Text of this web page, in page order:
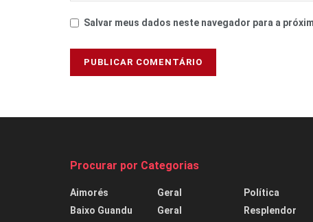
Salvar meus dados neste navegador para a
Procurar por Categorias
Aimorés
Baixo Guandu
Geral
Geral
Política
Resplendor